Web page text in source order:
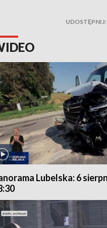
UDOSTĘPNIJ:
Lubelska: 6